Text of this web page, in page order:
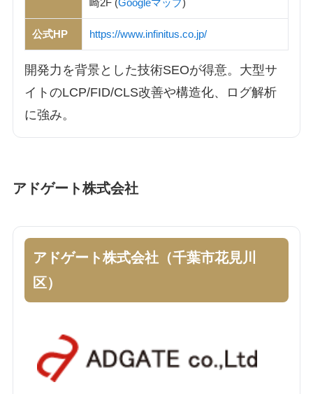
崎2F (Googleマップ)
公式HP https://www.infinitus.co.jp/
開発力を背景とした技術SEOが得意。大型サ
イトのLCP/FID/CLS改善や構造化、ログ解析
に強み。
アドゲート株式会社
アドゲート株式会社（千葉市花見川
区）